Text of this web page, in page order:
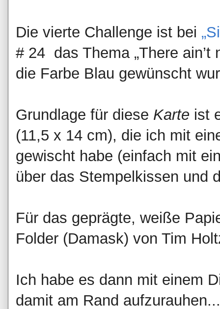
Die vierte Challenge ist bei
# 24 das Thema „There
die Farbe Blau gewünscht
Grundlage für diese Karte ist
(11,5 x 14 cm), die ich mit
gewischt habe (einfach mit
über das Stempelkissen und
Für das geprägte, weiße
Folder (Damask) von Tim
Ich habe es dann mit einem
damit am Rand